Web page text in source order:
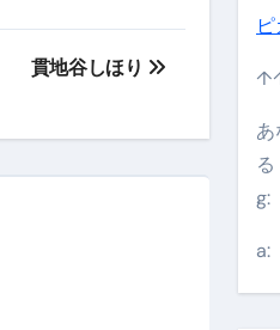
マン【2025年10月3日】
貫地谷しほり
る
g:
a: